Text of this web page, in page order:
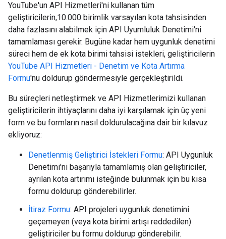
YouTube'un API Hizmetleri'ni kullanan tüm
geliştiricilerin,10.000 birimlik varsayılan kota tahsisinden
daha fazlasını alabilmek için API Uyumluluk Denetimi'ni
tamamlaması gerekir. Bugüne kadar hem uygunluk denetimi
süreci hem de ek kota birimi tahsisi istekleri, geliştiricilerin
YouTube API Hizmetleri - Denetim ve Kota Artırma
Formu'nu doldurup göndermesiyle gerçekleştirildi.
Bu süreçleri netleştirmek ve API Hizmetlerimizi kullanan
geliştiricilerin ihtiyaçlarını daha iyi karşılamak için üç yeni
form ve bu formların nasıl doldurulacağına dair bir kılavuz
ekliyoruz:
Denetlenmiş Geliştirici İstekleri Formu: API Uygunluk
Denetimi'ni başarıyla tamamlamış olan geliştiriciler,
ayrılan kota artırımı isteğinde bulunmak için bu kısa
formu doldurup gönderebilirler.
İtiraz Formu: API projeleri uygunluk denetimini
geçemeyen (veya kota birimi artışı reddedilen)
geliştiriciler bu formu doldurup gönderebilir.